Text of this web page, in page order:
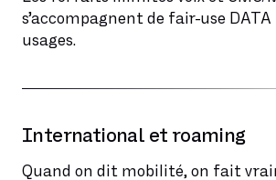
s’accompagnent de fair-use
usages.
International et roaming
Quand on dit mobilité, on fait